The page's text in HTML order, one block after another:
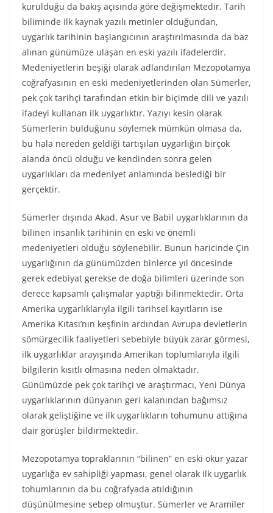
kurulduğu da bakış açısında göre değişmektedir. Tarih
biliminde ilk kaynak yazılı metinler olduğundan,
uygarlık tarihinin başlangıcının araştırılmasında da baz
alınan günümüze ulaşan en eski yazılı ifadelerdir.
Medeniyetlerin beşiği olarak adlandırılan Mezopotamya
coğrafyasının en eski medeniyetlerinden olan Sümerler,
pek çok tarihçi tarafından etkin bir biçimde dili ve yazılı
ifadeyi kullanan ilk uygarlıktır. Yazıyı kesin olarak
Sümerlerin bulduğunu söylemek mümkün olmasa da,
bu hala nereden geldiği tartışılan uygarlığın birçok
alanda öncü olduğu ve kendinden sonra gelen
uygarlıkları da medeniyet anlamında beslediği bir
gerçektir.
Sümerler dışında Akad, Asur ve Babil uygarlıklarının da
bilinen insanlık tarihinin en eski ve önemli
medeniyetleri olduğu söylenebilir. Bunun haricinde Çin
uygarlığının da günümüzden binlerce yıl öncesinde
gerek edebiyat gerekse de doğa bilimleri üzerinde son
derece kapsamlı çalışmalar yaptığı bilinmektedir. Orta
Amerika uygarlıklarıyla ilgili tarihsel kayıtların ise
Amerika Kıtası’nın keşfinin ardından Avrupa devletlerin
sömürgecilik faaliyetleri sebebiyle büyük zarar görmesi,
ilk uygarlıklar arayışında Amerikan toplumlarıyla ilgili
bilgilerin kısıtlı olmasına neden olmaktadır.
Günümüzde pek çok tarihçi ve araştırmacı, Yeni Dünya
uygarlıklarının dünyanın geri kalanından bağımsız
olarak geliştiğine ve ilk uygarlıkların tohumunu attığına
dair görüşler bildirmektedir.
Mezopotamya topraklarının “bilinen” en eski okur yazar
uygarlığa ev sahipliği yapması, genel olarak ilk uygarlık
tohumlarının da bu coğrafyada atıldığının
düşünülmesine sebep olmuştur. Sümerler ve Aramiler